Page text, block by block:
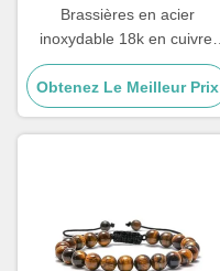
Brassières en acier
inoxydable 18k en cuivre,
zircon, diamant, or, bracelet
féminin
Obtenez Le Meilleur Prix